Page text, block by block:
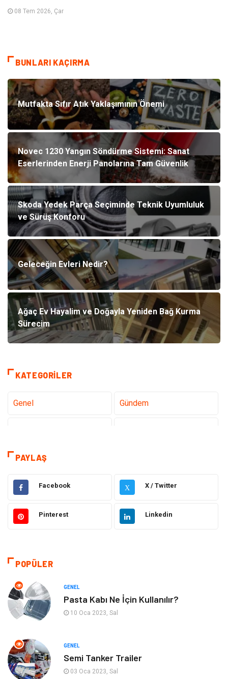
08 Tem 2026, Çar
BUNLARI KAÇIRMA
Mutfakta Sıfır Atık Yaklaşımının Önemi
Novec 1230 Yangın Söndürme Sistemi: Sanat
Eserlerinden Enerji Panolarına Tam Güvenlik
Skoda Yedek Parça Seçiminde Teknik Uyumluluk
ve Sürüş Konforu
Geleceğin Evleri Nedir?
Ağaç Ev Hayalim ve Doğayla Yeniden Bağ Kurma
Sürecim
KATEGORILER
Genel Gündem
Tatil
Eğitim Gıda
Hukuk Elektrik Elektronik
Makine
Kültür
Güzellik & Bakım
Bilgisayar & Yazılım Mobilya
PAYLAŞ
Facebook X X / Twitter
Pinterest Linkedin
POPÜLER
GENEL
Pasta Kabı Ne İçin Kullanılır?
10 Oca 2023, Sal
GENEL
Semi Tanker Trailer
03 Oca 2023, Sal